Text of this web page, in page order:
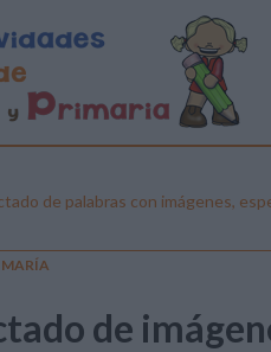
de palabras con imágenes,
MARÍA
de